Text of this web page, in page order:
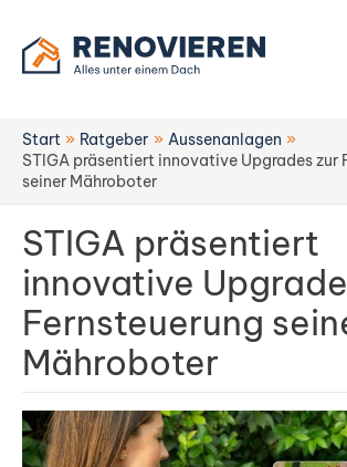
Inhalt
springen
Start Ratgeber
Aussenanlagen
STIGA präsentiert innovative Upgrades zur
seiner Mähroboter
STIGA präsentiert
innovative
Fernsteuerung
Mähroboter